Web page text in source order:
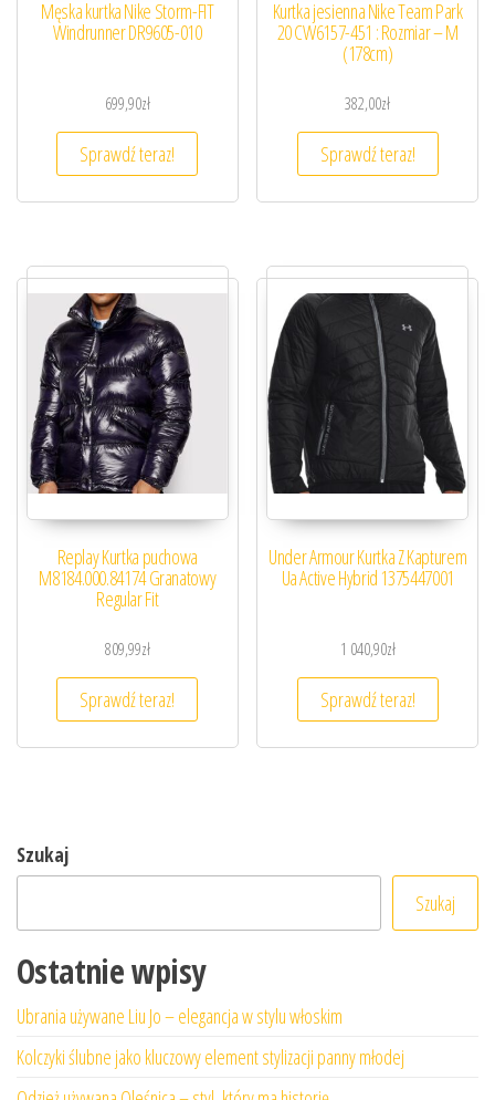
Męska kurtka Nike Storm-FIT
Windrunner DR9605-010
699,90zł
Sprawdź teraz!
Kurtka jesienna Nike Team Park
20 CW6157-451 : Rozmiar – M
(178cm)
382,00zł
Sprawdź teraz!
Replay Kurtka puchowa
M8184.000.84174 Granatowy
Regular Fit
809,99zł
Sprawdź teraz!
Under Armour Kurtka Z Kapturem
Ua Active Hybrid 1375447001
1 040,90zł
Sprawdź teraz!
Szukaj
Szukaj
Ostatnie wpisy
Ubrania używane Liu Jo – elegancja w stylu włoskim
Kolczyki ślubne jako kluczowy element stylizacji panny młodej